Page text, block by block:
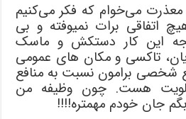
معذرت می‌خوام که فکر می‌کنیم
اتفاقی برات نمیوفته و بی
این کار دستکش و ماسک
تاکسی و مکان های عمومی
شخصی برامون نسبت به منافع
هست. چون وظیفه من
جان خودم مهمتره!!!!